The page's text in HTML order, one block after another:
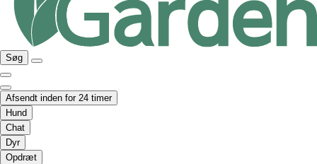
Søg
Afsendt inden for 24 timer
Hund
Chat
Dyr
Opdræt